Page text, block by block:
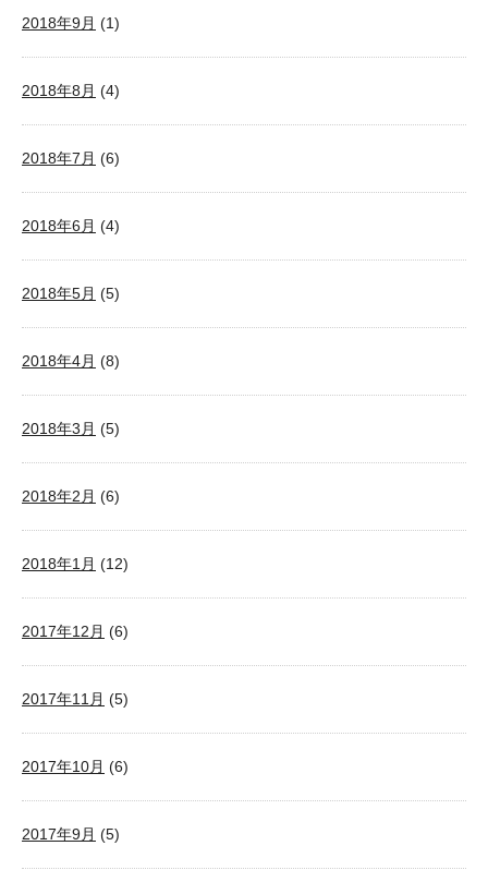
2018年9月 (1)
2018年8月 (4)
2018年7月 (6)
2018年6月 (4)
2018年5月 (5)
2018年4月 (8)
2018年3月 (5)
2018年2月 (6)
2018年1月 (12)
2017年12月 (6)
2017年11月 (5)
2017年10月 (6)
2017年9月 (5)